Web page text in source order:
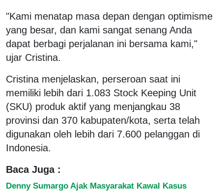
"Kami menatap masa depan dengan optimisme
yang besar, dan kami sangat senang Anda
dapat berbagi perjalanan ini bersama kami,"
ujar Cristina.
Cristina menjelaskan, perseroan saat ini
memiliki lebih dari 1.083 Stock Keeping Unit
(SKU) produk aktif yang menjangkau 38
provinsi dan 370 kabupaten/kota, serta telah
digunakan oleh lebih dari 7.600 pelanggan di
Indonesia.
Baca Juga :
Denny Sumargo Ajak Masyarakat Kawal Kasus